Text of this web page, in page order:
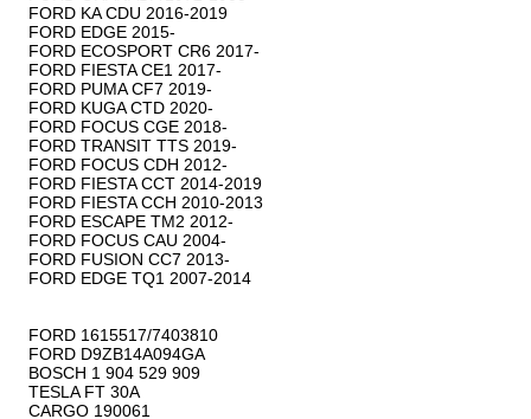
FORD KA CDU 2016-2019
FORD EDGE 2015-
FORD ECOSPORT CR6 2017-
FORD FIESTA CE1 2017-
FORD PUMA CF7 2019-
FORD KUGA CTD 2020-
FORD FOCUS CGE 2018-
FORD TRANSIT TTS 2019-
FORD FOCUS CDH 2012-
FORD FIESTA CCT 2014-2019
FORD FIESTA CCH 2010-2013
FORD ESCAPE TM2 2012-
FORD FOCUS CAU 2004-
FORD FUSION CC7 2013-
FORD EDGE TQ1 2007-2014
FORD 1615517/7403810
FORD D9ZB14A094GA
BOSCH 1 904 529 909
TESLA FT 30A